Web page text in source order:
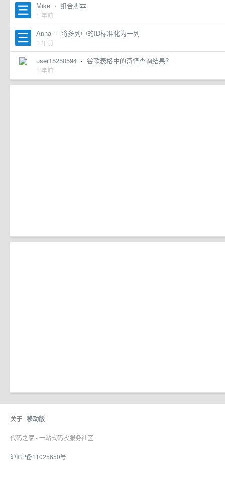
Mike · 组合脚本
1 年前
Anna · 将多列中的ID标准化为一列
1 年前
user15250594 · 谷歌表格中的奇怪查询结果?
1 年前
关于 移动版
代码之家 - 一站式码农服务社区
沪ICP备11025650号